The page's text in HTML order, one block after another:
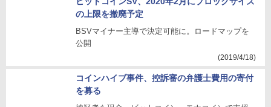
の上限を撤廃予定
BSVマイナー主導で決定可能に。ロードマップを
公開
(2019/4/18)
コインハイブ事件、控訴審の弁護士費用の寄付
を募る